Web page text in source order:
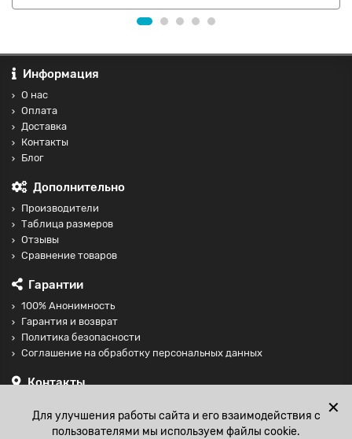
Информация
О нас
Оплата
Доставка
Контакты
Блог
Дополнительно
Производители
Таблица размеров
Отзывы
Сравнение товаров
Гарантии
100% Анонимность
Гарантия и возврат
Политика безопасности
Соглашение на обработку персональных данных
Контакты
sales@fisting-shop.ru
✕
Для улучшения работы сайта и его взаимодействия с
пользователями мы используем файлы cookie.